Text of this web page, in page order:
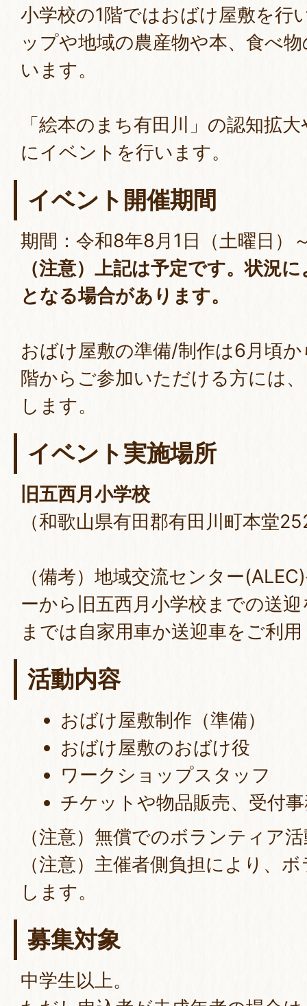
小学校の1階ではおばけ屋敷を行
ップや地域の農産物や本、食べ
います。
「絵本のまち有田川」の認知拡
にイベントを行います。
イベント開催期間
期間：令和8年8月1日（土曜日）
（注意）上記は予定です。状況
となる場合があります。
おばけ屋敷の準備/制作は6月頃
階からご参加いただける方には
します。
イベント実施場所
旧五西月小学校
（和歌山県有田郡有田川町本堂
（備考）地域交流センター
ーから旧五西月小学校までの送
までは自家用車か送迎車をご利
活動内容
おばけ屋敷制作（準備）
おばけ屋敷のおばけ役
ワークショップスタッフ
チケットや物品販売、受付
（注意）無償でのボランティア
（注意）主催者側負担により、
します。
募集対象
中学生以上。